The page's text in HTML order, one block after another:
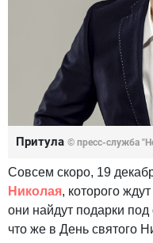
Притула © пресс-служба
Совсем скоро, 19
Николая, которого
они найдут подарки
что же в День святого